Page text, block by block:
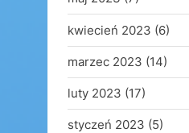
kwiecień 2023 (6)
marzec 2023 (14)
luty 2023 (17)
styczeń 2023 (5)